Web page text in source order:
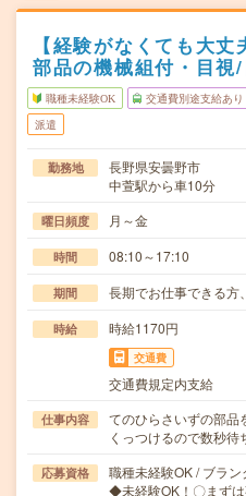
【経験がなくても大
部品の機械組付・目視
職種未経験OK 交通費別途支給あり
派遣
勤務地
長野県安曇野市
中萱駅から車10分
曜日頻度 月～金
時間 08:10～17:10
期間 長期でお仕事できる方
時給 時給1170円
交通費
交通費規定内支給
仕事内容
てのひらさいずの部品
くっつけるので数秒
応募資格
職種未経験OK / ブラ
◆未経験OK！〇まず